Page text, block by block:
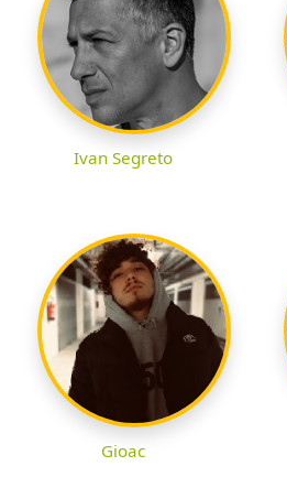
Ivan Segreto
Gioac